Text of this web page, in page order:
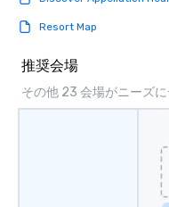
Resort Map
推奨会場
その他 23 会場がニーズ